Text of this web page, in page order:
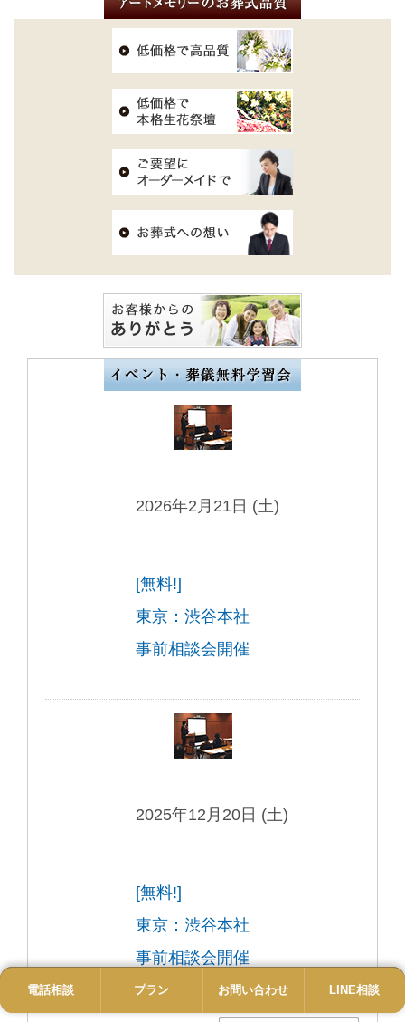
2026年2月21日 (土)
[無料!]
東京：渋谷本社
事前相談会開催
2025年12月20日 (土)
[無料!]
東京：渋谷本社
事前相談会開催
電話 プラン お問い合わせ LINE
電話相談 プラン お問い合わせ LINE相談